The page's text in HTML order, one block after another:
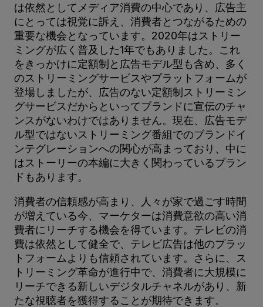
は依然としてメディア消費の中心であり、広告主
にとっては視覚に訴え、消費者とつながるための
重要な機会となっています。2020年はストリー
ミングが広く普及した1年でもありました。これ
をきっかけに定額制と広告モデル型も含め、多く
のストリーミングサービスやプラットフォームが
登場しましたが、広告のない定額制ストリーミン
グサービスだからといってブランドに宣伝のチャ
ンスがないわけではありません。現在、広告モデ
ル型ではないストリーミング番組でのブランドイ
ンテグレーションへの関心が高まっており、中に
はストーリーの本編に大きく関わっているブラン
ドもあります。
消費者の信頼感が高まり、人々が家で過ごす時間
が増えている今、マーケターは消費意欲の高い消
費者にリーチする機会を得ています。テレビの消
費は依然として健全で、テレビ広告は他のプラッ
トフォームよりも信頼されています。さらに、ス
トリーミング革命が進行中で、消費者に大規模に
リーチできる新しいデジタルチャネルがあり、新
たな視聴者を獲得することが期待できます。